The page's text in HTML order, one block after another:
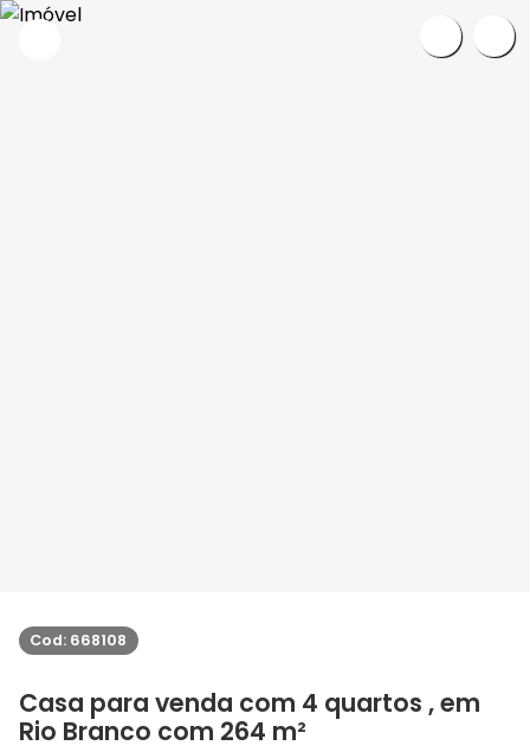
Cod: 668108
Casa para venda com 4 quartos , em
Rio Branco com 264 m²